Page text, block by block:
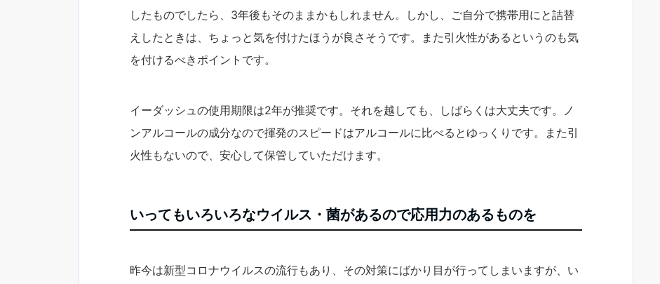
したものでしたら、3年後もそのままかもしれません。しかし、ご自分で携帯用にと詰替
えしたときは、ちょっと気を付けたほうが良さそうです。また引火性があるというのも気
を付けるべきポイントです。
イーダッシュの使用期限は2年が推奨です。それを越しても、しばらくは大丈夫です。ノ
ンアルコールの成分なので揮発のスピードはアルコールに比べるとゆっくりです。また引
火性もないので、安心して保管していただけます。
いってもいろいろなウイルス・菌があるので応用力のあるものを
昨今は新型コロナウイルスの流行もあり、その対策にばかり目が行ってしまいますが、い